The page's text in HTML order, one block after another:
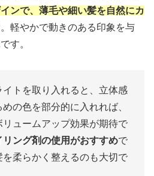
ンで、薄毛や細い髪を自然にカ
軽やかで動きのある印象を与
す。
トを取り入れると、立体感
の色を部分的に入れれば、
ュームアップ効果が期待で
リング剤の使用がおすすめで
柔らかく整えるのも大切で